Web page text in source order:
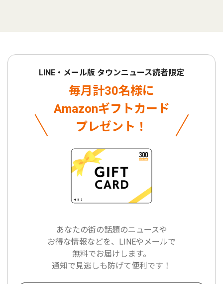
LINE・メール版 タウンニュース読者限定
毎月計30名様に
Amazonギフトカード
プレゼント！
あなたの街の話題のニュースや
お得な情報などを、LINEやメールで
無料でお届けします。
通知で見逃しも防げて便利です！